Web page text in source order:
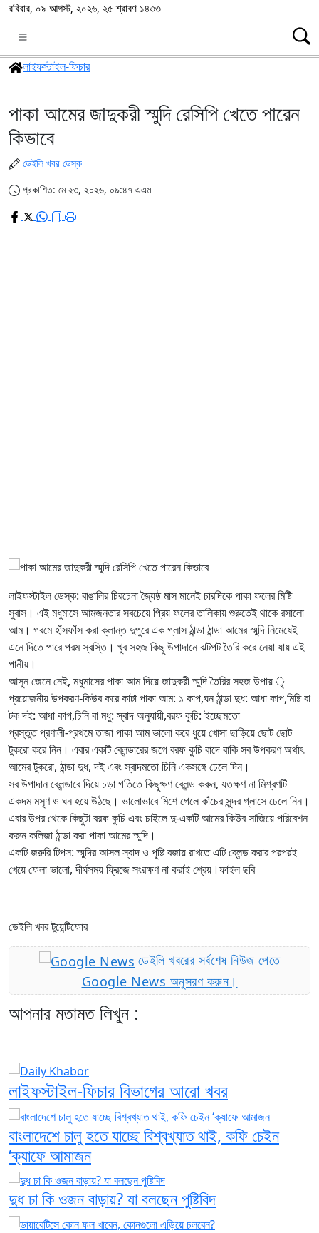
রবিবার, ০৯ আগস্ট, ২০২৬, ২৫ শ্রাবণ ১৪৩৩
লাইফস্টাইল-ফিচার
পাকা আমের জাদুকরী স্মুদি রেসিপি খেতে পারেন
কিভাবে
ডেইলি খবর ডেস্ক
প্রকাশিত: মে ২৩, ২০২৬, ০৯:৪৭ এএম
লাইফস্টাইল ডেস্ক: বাঙালির চিরচেনা জ্যৈষ্ঠ মাস মানেই চারদিকে পাকা ফলের মিষ্টি
সুবাস। এই মধুমাসে আমজনতার সবচেয়ে প্রিয় ফলের তালিকায় শুরুতেই থাকে রসালো
আম। গরমে হাঁসফাঁস করা ক্লান্ত দুপুরে এক গ্লাস ঠান্ডা ঠান্ডা আমের স্মুদি নিমেষেই
এনে দিতে পারে পরম স্বস্তি। খুব সহজ কিছু উপাদানে ঝটপট তৈরি করে নেয়া যায় এই
পানীয়।
আসুন জেনে নেই, মধুমাসের পাকা আম দিয়ে জাদুকরী স্মুদি তৈরির সহজ উপায় ৃ
প্রয়োজনীয় উপকরণ-কিউব করে কাটা পাকা আম: ১ কাপ,ঘন ঠান্ডা দুধ: আধা কাপ,মিষ্টি বা
টক দই: আধা কাপ,চিনি বা মধু: স্বাদ অনুযায়ী,বরফ কুচি: ইচ্ছেমতো
প্রস্তুত প্রণালী-প্রথমে তাজা পাকা আম ভালো করে ধুয়ে খোসা ছাড়িয়ে ছোট ছোট
টুকরো করে নিন। এবার একটি ব্লেন্ডারের জগে বরফ কুচি বাদে বাকি সব উপকরণ অর্থাৎ
আমের টুকরো, ঠান্ডা দুধ, দই এবং স্বাদমতো চিনি একসঙ্গে ঢেলে দিন।
সব উপাদান ব্লেন্ডারে দিয়ে চড়া গতিতে কিছুক্ষণ ব্লেন্ড করুন, যতক্ষণ না মিশ্রণটি
একদম মসৃণ ও ঘন হয়ে উঠছে। ভালোভাবে মিশে গেলে কাঁচের সুন্দর গ্লাসে ঢেলে নিন।
এবার উপর থেকে কিছুটা বরফ কুচি এবং চাইলে দু-একটি আমের কিউব সাজিয়ে পরিবেশন
করুন কলিজা ঠান্ডা করা পাকা আমের স্মুদি।
একটি জরুরি টিপস: স্মুদির আসল স্বাদ ও পুষ্টি বজায় রাখতে এটি ব্লেন্ড করার পরপরই
খেয়ে ফেলা ভালো, দীর্ঘসময় ফ্রিজে সংরক্ষণ না করাই শ্রেয়।ফাইল ছবি
ডেইলি খবর টুয়েন্টিফোর
ডেইলি খবরের সর্বশেষ নিউজ পেতে
Google News অনুসরণ করুন।
আপনার মতামত লিখুন :
লাইফস্টাইল-ফিচার বিভাগের আরো খবর
​​বাংলাদেশে চালু হতে যাচ্ছে বিশ্বখ্যাত থাই, কফি চেইন
‘ক্যাফে আমাজন
দুধ চা কি ওজন বাড়ায়? যা বলছেন পুষ্টিবিদ